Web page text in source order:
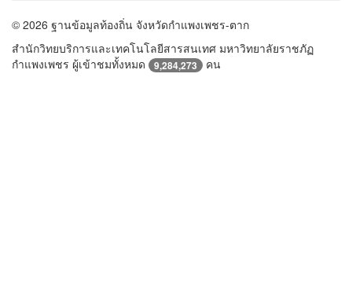
© 2026 ฐานข้อมูลท้องถิ่น จังหวัดกำแพงเพชร-ตาก
สำนักวิทยบริการและเทคโนโลยีสารสนเทศ มหาวิทยาลัยราชภัฏ
กำแพงเพชร ผู้เข้าชมทั้งหมด
9,284,273 คน